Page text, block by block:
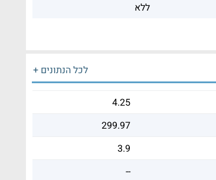
ללא
לכל הנתונים +
4.25
299.97
3.9
--